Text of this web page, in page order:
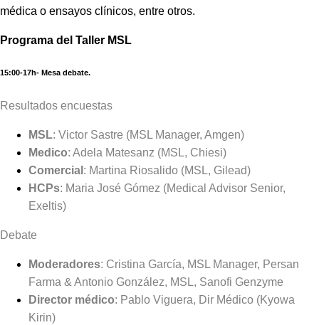
médica o ensayos clínicos, entre otros.
Programa del Taller MSL
15:00-17h- Mesa debate.
Resultados encuestas
MSL: Victor Sastre (MSL Manager, Amgen)
Medico: Adela Matesanz (MSL, Chiesi)
Comercial : Martina Riosalido (MSL, Gilead)
HCPs: Maria José Gómez (Medical Advisor Senior,
Exeltis)
Debate
Moderadores: Cristina García, MSL Manager, Persan
Farma & Antonio González, MSL, Sanofi Genzyme
Director médico: Pablo Viguera, Dir Médico (Kyowa
Kirin)